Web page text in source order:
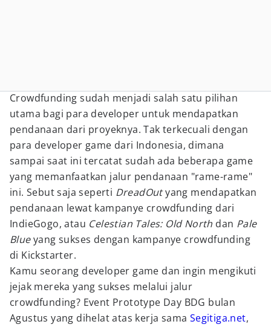
Crowdfunding sudah menjadi salah satu pilihan
utama bagi para developer untuk mendapatkan
pendanaan dari proyeknya. Tak terkecuali dengan
para developer game dari Indonesia, dimana
sampai saat ini tercatat sudah ada beberapa game
yang memanfaatkan jalur pendanaan "rame-rame"
ini. Sebut saja seperti DreadOutyang mendapatkan
pendanaan lewat kampanye crowdfunding dari
IndieGogo, atau Celestian Tales: Old North dan Pale
Blueyang sukses dengan kampanye crowdfunding
di Kickstarter.
Kamu seorang developer game dan ingin mengikuti
jejak mereka yang sukses melalui jalur
crowdfunding? Event Prototype Day BDG bulan
Agustus yang dihelat atas kerja sama Segitiga.net,